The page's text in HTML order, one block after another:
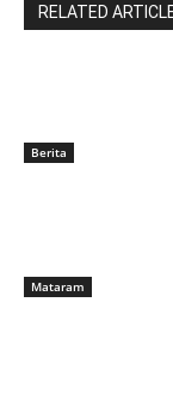
RELATED
Berita
Mataram